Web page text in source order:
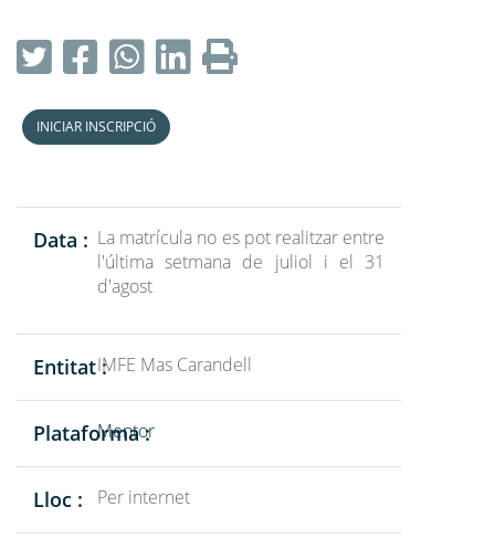
INICIAR INSCRIPCIÓ
Data : La matrícula no es pot realitzar entre
l'última setmana de juliol i el 31
d'agost
Entitat :IMFE Mas Carandell
Plataforma :
Mentor
Lloc : Per internet